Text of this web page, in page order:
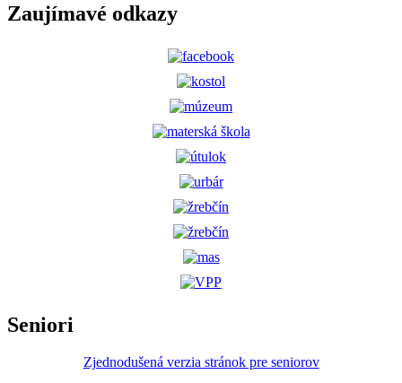
Zaujímavé odkazy
Seniori
Zjednodušená verzia stránok pre seniorov